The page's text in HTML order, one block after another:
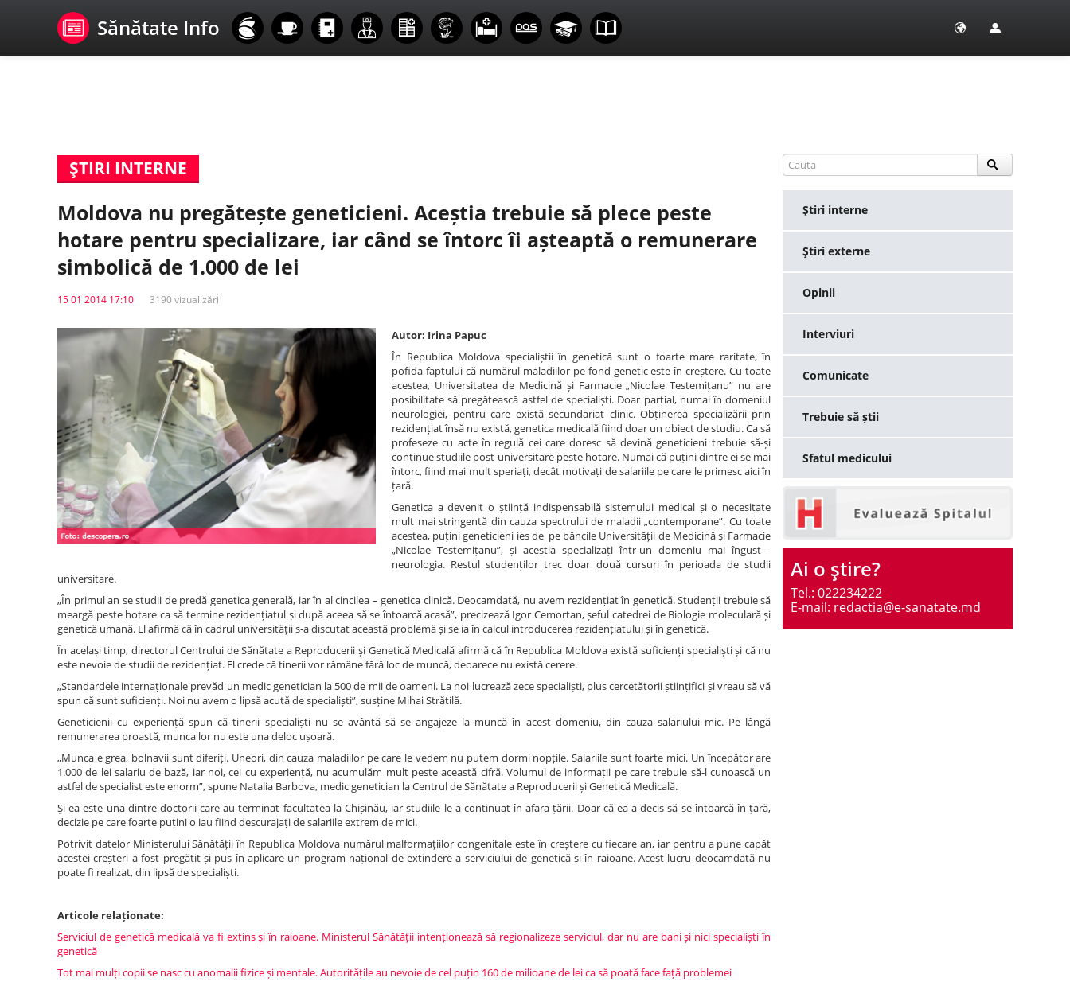
Sănătate Info
ŞTIRI INTERNE
Moldova nu pregătește geneticieni. Aceștia trebuie să plece peste
hotare pentru specializare, iar când se întorc îi așteaptă o remunerare
simbolică de 1.000 de lei
15 01 2014 17:10 3190 vizualizări
Autor: Irina Papuc
În Republica Moldova specialiștii în genetică sunt o foarte mare raritate, în
pofida faptului că numărul maladiilor pe fond genetic este în creștere. Cu toate
acestea, Universitatea de Medicină și Farmacie „Nicolae Testemițanu” nu are
posibilitate să pregătească astfel de specialiști. Doar parțial, numai în domeniul
neurologiei, pentru care există secundariat clinic. Obținerea specializării prin
rezidențiat însă nu există, genetica medicală fiind doar un obiect de studiu. Ca să
profeseze cu acte în regulă cei care doresc să devină geneticieni trebuie să-și
continue studiile post-universitare peste hotare. Numai că puțini dintre ei se mai
întorc, fiind mai mult speriați, decât motivați de salariile pe care le primesc aici în
țară.
Genetica a devenit o știință indispensabilă sistemului medical și o necesitate
mult mai stringentă din cauza spectrului de maladii „contemporane”. Cu toate
acestea, puțini geneticieni ies de pe băncile Universității de Medicină și Farmacie
„Nicolae Testemițanu”, și aceștia specializați într-un domeniu mai îngust -
neurologia. Restul studenților trec doar două cursuri în perioada de studii
universitare.
„În primul an se studii de predă genetica generală, iar în al cincilea – genetica clinică. Deocamdată, nu avem rezidențiat în genetică. Studenții trebuie să
meargă peste hotare ca să termine rezidențiatul și după aceea să se întoarcă acasă”, precizează Igor Cemortan, șeful catedrei de Biologie moleculară și
genetică umană. El afirmă că în cadrul universității s-a discutat această problemă și se ia în calcul introducerea rezidențiatului și în genetică.
În același timp, directorul Centrului de Sănătate a Reproducerii și Genetică Medicală afirmă că în Republica Moldova există suficienți specialiști și că nu
este nevoie de studii de rezidențiat. El crede că tinerii vor rămâne fără loc de muncă, deoarece nu există cerere.
„Standardele internaționale prevăd un medic genetician la 500 de mii de oameni. La noi lucrează zece specialiști, plus cercetătorii științifici și vreau să vă
spun că sunt suficienți. Noi nu avem o lipsă acută de specialiști”, susține Mihai Strătilă.
Geneticienii cu experiență spun că tinerii specialiști nu se avântă să se angajeze la muncă în acest domeniu, din cauza salariului mic. Pe lângă
remunerarea proastă, munca lor nu este una deloc ușoară.
„Munca e grea, bolnavii sunt diferiți. Uneori, din cauza maladiilor pe care le vedem nu putem dormi nopțile. Salariile sunt foarte mici. Un începător are
1.000 de lei salariu de bază, iar noi, cei cu experiență, nu acumulăm mult peste această cifră. Volumul de informații pe care trebuie să-l cunoască un
astfel de specialist este enorm”, spune Natalia Barbova, medic genetician la Centrul de Sănătate a Reproducerii și Genetică Medicală.
Și ea este una dintre doctorii care au terminat facultatea la Chișinău, iar studiile le-a continuat în afara țării. Doar că ea a decis să se întoarcă în țară,
decizie pe care foarte puțini o iau fiind descurajați de salariile extrem de mici.
Potrivit datelor Ministerului Sănătății în Republica Moldova numărul malformațiilor congenitale este în creștere cu fiecare an, iar pentru a pune capăt
acestei creșteri a fost pregătit și pus în aplicare un program național de extindere a serviciului de genetică și în raioane. Acest lucru deocamdată nu
poate fi realizat, din lipsă de specialiști.
Articole relaționate:
Serviciul de genetică medicală va fi extins și în raioane. Ministerul Sănătății intenționează să regionalizeze serviciul, dar nu are bani și nici specialiști în
genetică
Tot mai mulți copii se nasc cu anomalii fizice și mentale. Autoritățile au nevoie de cel puțin 160 de milioane de lei ca să poată face față problemei
Ştiri interne
Ştiri externe
Opinii
Interviuri
Comunicate
Trebuie să știi
Sfatul medicului
Ai o ştire?
Tel.: 022234222
E-mail: redactia@e-sanatate.md